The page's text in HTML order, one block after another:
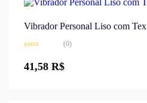
Vibrador Personal Liso com Tex
0
de
(0)
41,58 R$